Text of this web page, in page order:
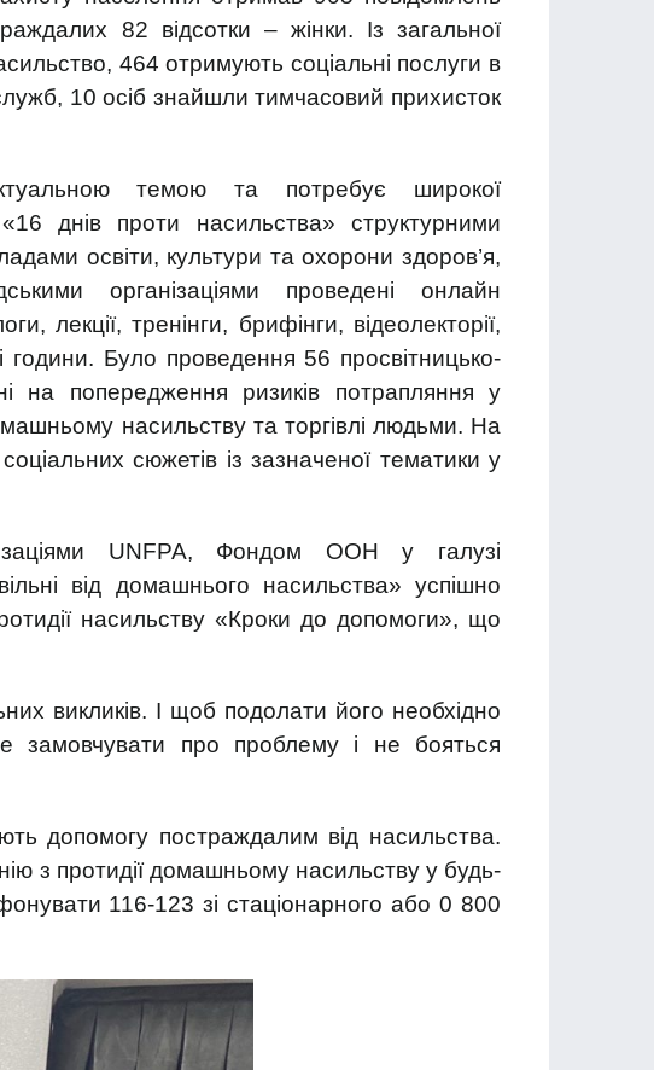
82 відсотки – жінки. Із загальної
464 отримують соціальні послуги в
10 осіб знайшли тимчасовий прихисток
темою та потребує широкої
днів проти насильства» структурними
освіти, культури та охорони здоров’я,
організаціями проведені онлайн
лекції, тренінги, брифінги, відеолекторії,
години. Було проведення 56 просвітницько-
на попередження ризиків потрапляння у
насильству та торгівлі людьми. На
сюжетів із зазначеної тематики у
UNFPA, Фондом ООН у галузі
від домашнього насильства» успішно
насильству «Кроки до допомоги», що
викликів. І щоб подолати його необхідно
замовчувати про проблему і не бояться
допомогу постраждалим від насильства.
з протидії домашньому насильству у будь-
116-123 зі стаціонарного або 0 800